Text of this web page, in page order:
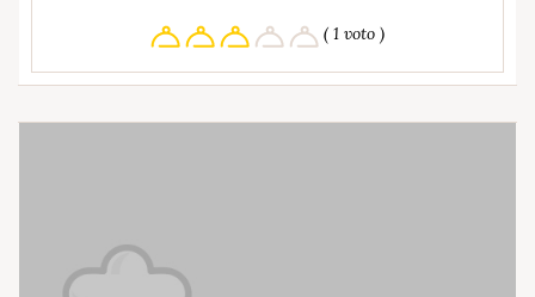
( 1 voto )